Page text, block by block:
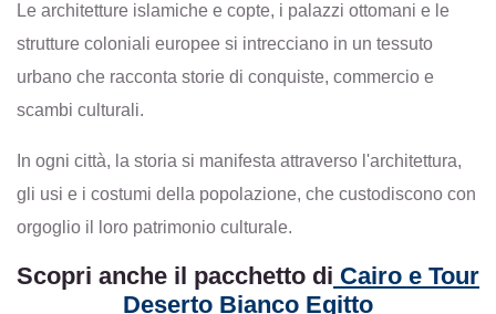
Le architetture islamiche e copte, i palazzi ottomani e le
strutture coloniali europee si intrecciano in un tessuto
urbano che racconta storie di conquiste, commercio e
scambi culturali.
In ogni città, la storia si manifesta attraverso l'architettura,
gli usi e i costumi della popolazione, che custodiscono con
orgoglio il loro patrimonio culturale.
Scopri anche il pacchetto di Cairo e Tour
Deserto Bianco Egitto